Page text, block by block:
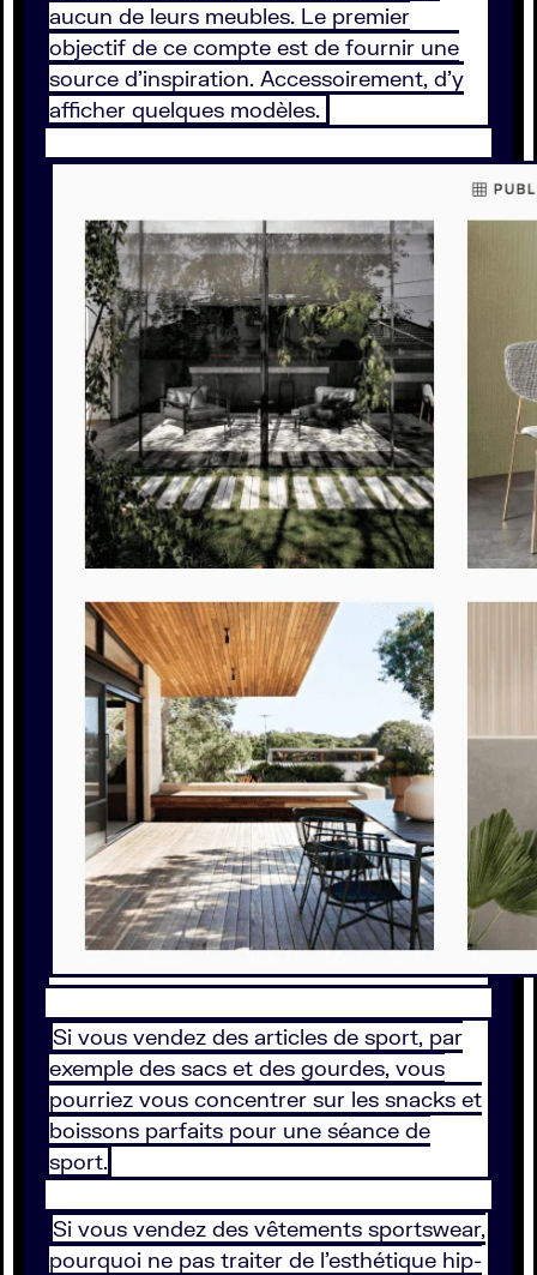
aucun de leurs meubles. Le premier
objectif de ce compte est de fournir une
source d’inspiration. Accessoirement, d’y
afficher quelques modèles.
Si vous vendez des articles de sport, par
exemple des sacs et des gourdes, vous
pourriez vous concentrer sur les snacks et
boissons parfaits pour une séance de
sport.
Si vous vendez des vêtements sportswear,
pourquoi ne pas traiter de l’esthétique hip-